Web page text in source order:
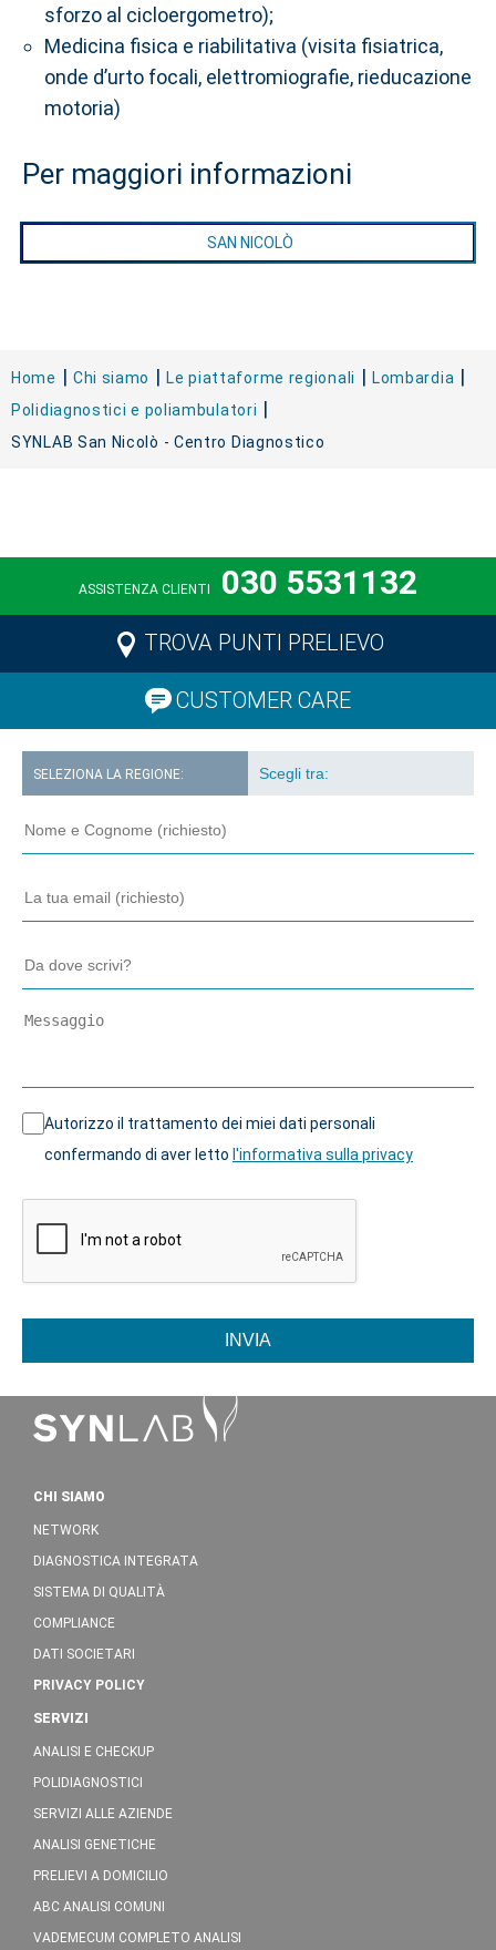
sforzo al cicloergometro);
Medicina fisica e riabilitativa (visita fisiatrica,
onde d’urto focali, elettromiografie, rieducazione
motoria)
Per maggiori informazioni
SAN NICOLÒ
Home Chi siamo Le piattaforme regionali
Lombardia
Polidiagnostici e poliambulatori
SYNLAB San Nicolò - Centro Diagnostico
ASSISTENZA CLIENTI 030 5531132
TROVA PUNTI PRELIEVO
CUSTOMER CARE
SELEZIONA LA REGIONE:
Autorizzo il trattamento dei miei dati personali
confermando di aver letto l'informativa sulla privacy
INVIA
CHI SIAMO
NETWORK
DIAGNOSTICA INTEGRATA
SISTEMA DI QUALITÀ
COMPLIANCE
DATI SOCIETARI
PRIVACY POLICY
SERVIZI
ANALISI E CHECKUP
POLIDIAGNOSTICI
SERVIZI ALLE AZIENDE
ANALISI GENETICHE
PRELIEVI A DOMICILIO
ABC ANALISI COMUNI
VADEMECUM COMPLETO ANALISI